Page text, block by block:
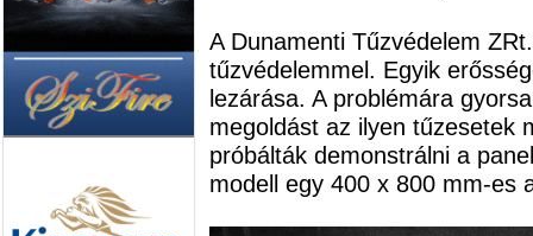
A Dunamenti Tűzvédelem
tűzvédelemmel. Egyik
lezárása. A problémára
megoldást az ilyen tűzesetek
próbálták demonstrálni a
modell egy 400 x 800 mm-es